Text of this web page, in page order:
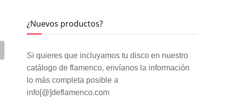
¿Nuevos productos?
Si quieres que incluyamos tu disco en nuestro
catálogo de flamenco, envíanos la información
lo más completa posible a
info[@]deflamenco.com